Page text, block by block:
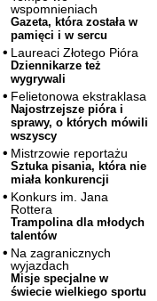
wspomnieniach
Gazeta, która została w
pamięci i w sercu
Laureaci Złotego Pióra
Dziennikarze też
wygrywali
Felietonowa ekstraklasa
Najostrzejsze pióra i
sprawy, o których mówili
wszyscy
Mistrzowie reportażu
Sztuka pisania, która nie
miała konkurencji
Konkurs im. Jana
Rottera
Trampolina dla młodych
talentów
Na zagranicznych
wyjazdach
Misje specjalne w
świecie wielkiego sportu